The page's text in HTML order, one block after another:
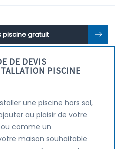
piscine gratuit
DE DEVIS
PISCINE
une piscine hors sol,
au plaisir de votre
comme un
maison souhaitable